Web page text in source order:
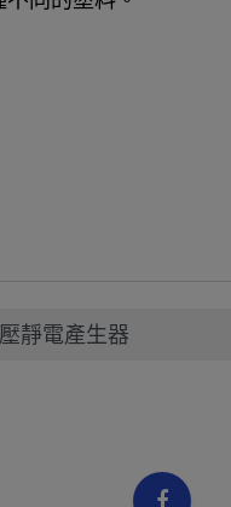
靜電產生器